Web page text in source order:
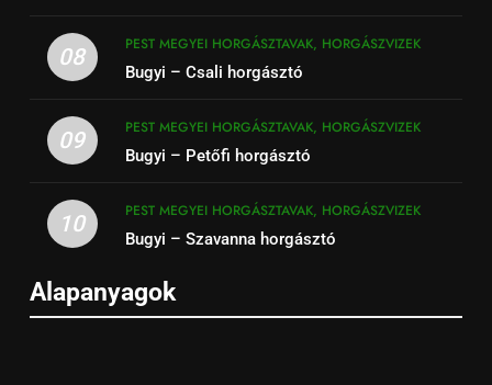
08
PEST MEGYEI HORGÁSZTAVAK, HORGÁSZVIZEK
Bugyi – Csali horgásztó
09
PEST MEGYEI HORGÁSZTAVAK, HORGÁSZVIZEK
Bugyi – Petőfi horgásztó
10
PEST MEGYEI HORGÁSZTAVAK, HORGÁSZVIZEK
Bugyi – Szavanna horgásztó
Alapanyagok